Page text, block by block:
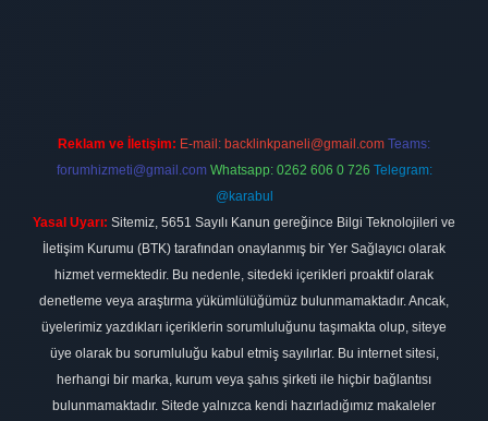
Reklam ve İletişim: E-mail: backlinkpaneli@gmail.com Teams:
forumhizmeti@gmail.com Whatsapp: 0262 606 0 726 Telegram:
@karabul
Yasal Uyarı: Sitemiz, 5651 Sayılı Kanun gereğince Bilgi Teknolojileri ve
İletişim Kurumu (BTK) tarafından onaylanmış bir Yer Sağlayıcı olarak
hizmet vermektedir. Bu nedenle, sitedeki içerikleri proaktif olarak
denetleme veya araştırma yükümlülüğümüz bulunmamaktadır. Ancak,
üyelerimiz yazdıkları içeriklerin sorumluluğunu taşımakta olup, siteye
üye olarak bu sorumluluğu kabul etmiş sayılırlar. Bu internet sitesi,
herhangi bir marka, kurum veya şahıs şirketi ile hiçbir bağlantısı
bulunmamaktadır. Sitede yalnızca kendi hazırladığımız makaleler